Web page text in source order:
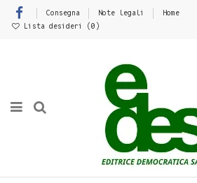
Consegna Note legali
Home
Lista desideri (0 )